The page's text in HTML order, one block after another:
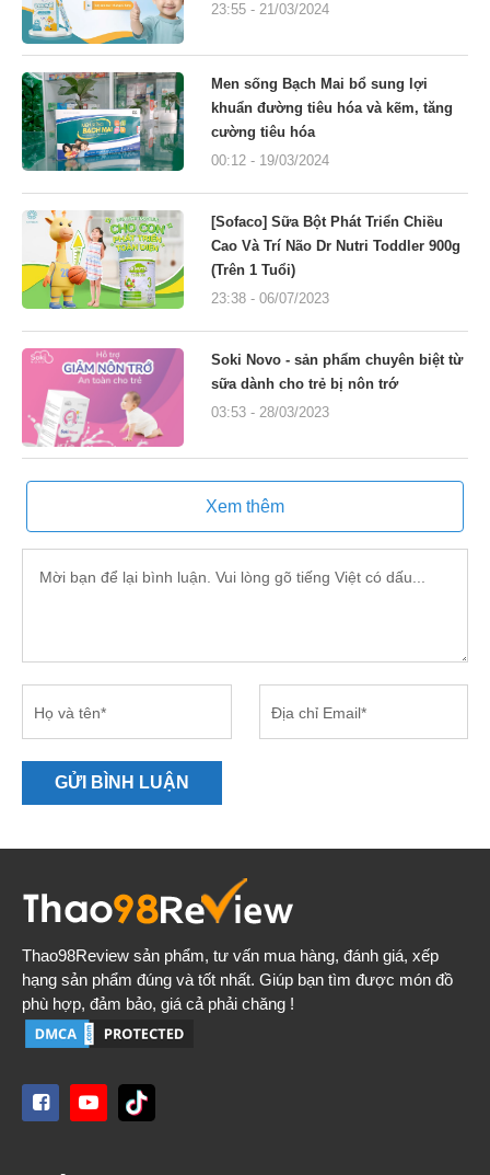
23:55 - 21/03/2024
Men sống Bạch Mai bổ sung lợi
khuẩn đường tiêu hóa và kẽm, tăng
cường tiêu hóa
00:12 - 19/03/2024
[Sofaco] Sữa Bột Phát Triển Chiều
Cao Và Trí Não Dr Nutri Toddler 900g
(Trên 1 Tuổi)
23:38 - 06/07/2023
Soki Novo - sản phẩm chuyên biệt từ
sữa dành cho trẻ bị nôn trớ
03:53 - 28/03/2023
Xem thêm
GỬI BÌNH LUẬN
Thao98Review sản phẩm, tư vấn mua hàng, đánh giá, xếp
hạng sản phẩm đúng và tốt nhất. Giúp bạn tìm được món đồ
phù hợp, đảm bảo, giá cả phải chăng !